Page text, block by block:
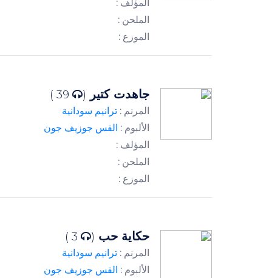
المؤلف :
الملحن :
الموزع :
جاهدت كتير (
المرنم : ترانيم سودانية
الألبوم : القس جوزيف جون
المؤلف :
الملحن :
الموزع :
حكاية حب (
المرنم : ترانيم سودانية
الألبوم : القس جوزيف جون